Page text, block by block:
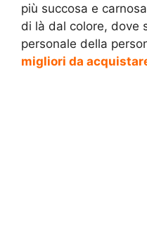
più succosa e
di là dal colore, dove
personale della
migliori da